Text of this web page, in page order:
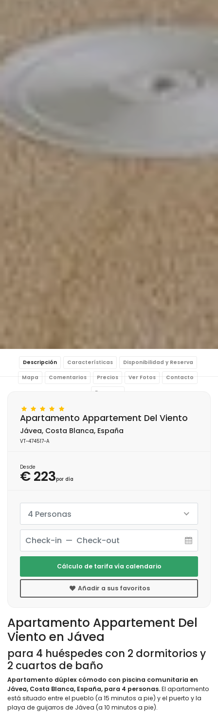
Descripción Características Disponibilidad y Reserva
Mapa Comentarios Precios Ver Fotos Contacto
Reservar
Apartamento Appartement Del
Viento en Jávea
para 4 huéspedes con 2 dormitorios y
2 cuartos de baño
Apartamento dúplex cómodo con piscina comunitaria en
Jávea, Costa Blanca, España, para 4 personas.El apartamento
está situado entre el pueblo (a 15 minutos a pie) y el puerto y la
playa de guijarros de Jávea (a 10 minutos a pie).
Apartamento Appartement Del Viento
Jávea, Costa Blanca, España
VT-474517-A
Desde
€ 223por día
4 Personas
Cálculo de tarifa vía calendario
Añadir a sus favoritos